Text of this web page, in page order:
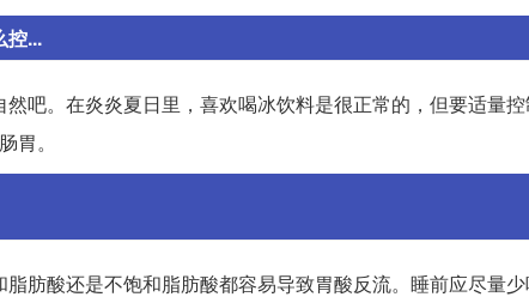
控...
吧。在炎炎夏日里，喜欢喝冰饮料是很正常的，但要适量
胃。
肪酸还是不饱和脂肪酸都容易导致胃酸反流。睡前应尽量